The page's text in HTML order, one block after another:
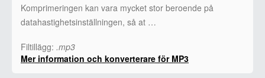
Komprimeringen kan vara mycket stor beroende på
datahastighetsinställningen, så at …
Filtillägg: .mp3
Mer information och konverterare för MP3